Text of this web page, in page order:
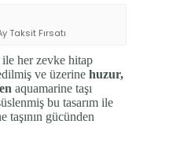
Taksit Fırsatı
ile her zevke hitap
ve üzerine huzur,
aquamarine taşı
bu tasarım ile
taşının gücünden